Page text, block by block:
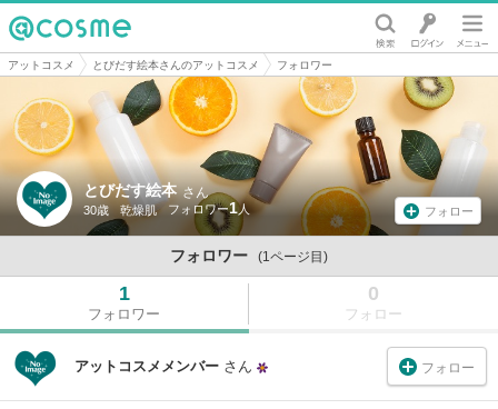
@cosme
アットコスメ とびだす絵本さんのアットコスメ フォロワー
とびだす絵本 さん
30歳 乾燥肌 1 フォロー
フォロワー (1ページ目)
1
フォロワー
0
フォロー
アットコスメメンバー さん フォロー